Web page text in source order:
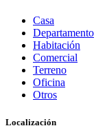
Casa
Departamento
Habitación
Comercial
Terreno
Oficina
Otros
Localización